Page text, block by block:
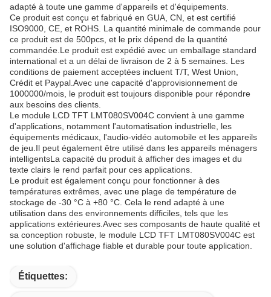
adapté à toute une gamme d'appareils et d'équipements.
Ce produit est conçu et fabriqué en GUA, CN, et est certifié
ISO9000, CE, et ROHS. La quantité minimale de commande pour
ce produit est de 500pcs, et le prix dépend de la quantité
commandée.Le produit est expédié avec un emballage standard
international et a un délai de livraison de 2 à 5 semaines. Les
conditions de paiement acceptées incluent T/T, West Union,
Crédit et Paypal.Avec une capacité d'approvisionnement de
1000000/mois, le produit est toujours disponible pour répondre
aux besoins des clients.
Le module LCD TFT LMT080SV004C convient à une gamme
d'applications, notamment l'automatisation industrielle, les
équipements médicaux, l'audio-vidéo automobile et les appareils
de jeu.Il peut également être utilisé dans les appareils ménagers
intelligentsLa capacité du produit à afficher des images et du
texte clairs le rend parfait pour ces applications.
Le produit est également conçu pour fonctionner à des
températures extrêmes, avec une plage de température de
stockage de -30 °C à +80 °C. Cela le rend adapté à une
utilisation dans des environnements difficiles, tels que les
applications extérieures.Avec ses composants de haute qualité et
sa conception robuste, le module LCD TFT LMT080SV004C est
une solution d'affichage fiable et durable pour toute application.
Étiquettes: